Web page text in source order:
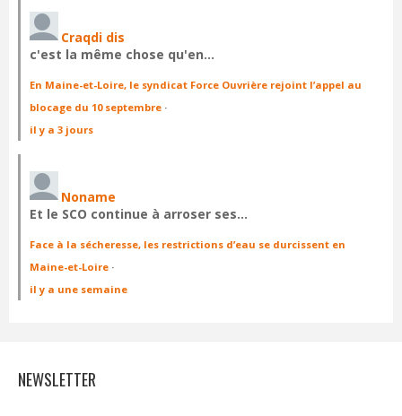
Craqdi dis
c'est la même chose qu'en…
En Maine-et-Loire, le syndicat Force Ouvrière rejoint l’appel au
blocage du 10 septembre ·
il y a 3 jours
Noname
Et le SCO continue à arroser ses…
Face à la sécheresse, les restrictions d’eau se durcissent en
Maine-et-Loire ·
il y a une semaine
NEWSLETTER